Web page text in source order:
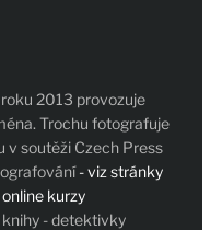
roku 2013 provozuje
Trochu fotografuje
v soutěži Czech Press
- viz stránky
kurzy
knihy - detektivky